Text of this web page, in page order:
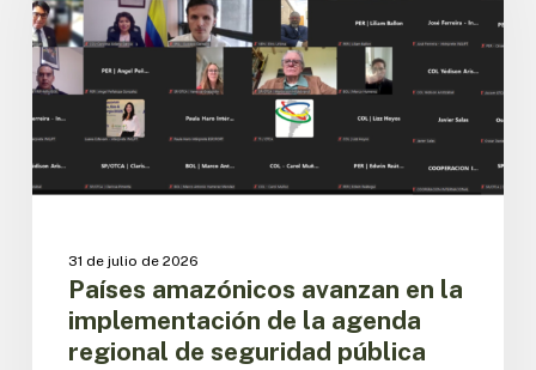
la
implementación
de
la
agenda
regional
de
seguridad
31 de julio de 2026
Países amazónicos avanzan en la
implementación de la agenda
regional de seguridad pública